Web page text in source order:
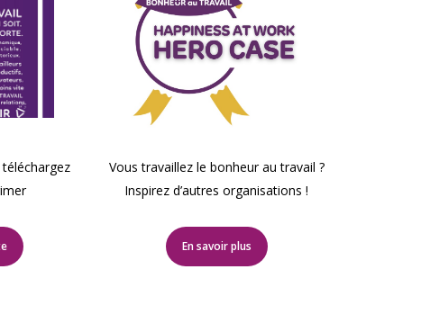
Vous travaillez le bonheur au travail ?
Inspirez d’autres organisations !
En savoir plus